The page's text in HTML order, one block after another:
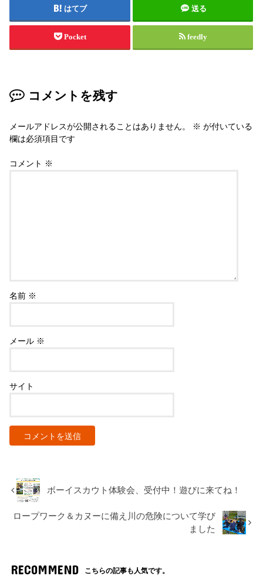
はてブ 送る
Pocket feedly
コメントを残す
メールアドレスが公開されることはありません。 ※ が付いている
欄は必須項目です
コメント ※
名前 ※
メール ※
サイト
ボーイスカウト体験会、受付中！遊びに来てね！
ロープワーク＆カヌーに備え川の危険について学び
ました
RECOMMEND こちらの記事も人気です。